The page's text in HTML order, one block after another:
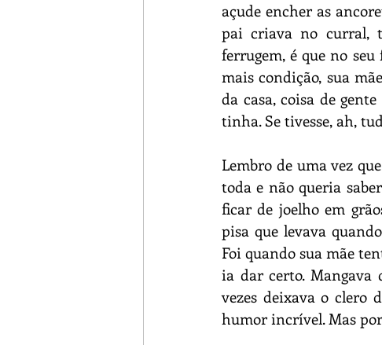
açude encher as
pai criava no curral,
ferrugem, é que no
mais condição, sua
da casa, coisa de
tinha. Se tivesse, ah,
Lembro de uma vez
toda e não queria
ficar de joelho em
pisa que levava
Foi quando sua mãe
ia dar certo. Mangava
vezes deixava o clero
humor incrível. Mas